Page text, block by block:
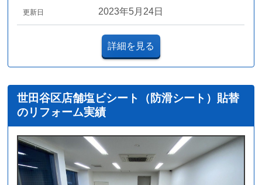
更新日 2023年5月24日
詳細を見る
世田谷区店舗塩ビシート（防滑シート）貼替
のリフォーム実績